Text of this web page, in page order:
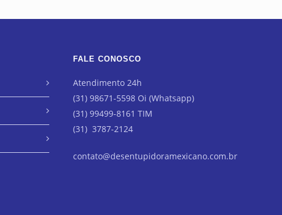
FALE CONOSCO
Atendimento 24h
(31) 98671-5598 Oi (Whatsapp)
(31) 99499-8161 TIM
(31) 3787-2124
contato@desentupidoramexicano.com.br